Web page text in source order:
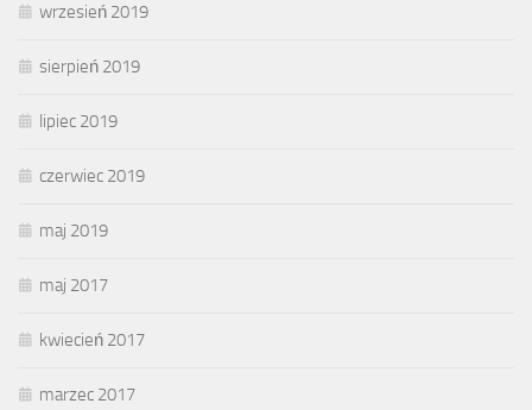
wrzesień 2019
sierpień 2019
lipiec 2019
czerwiec 2019
maj 2019
maj 2017
kwiecień 2017
marzec 2017